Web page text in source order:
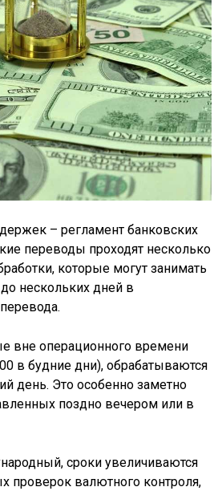
– регламент банковских
переводы проходят несколько
которые могут занимать
нескольких дней в
вне операционного времени
в будние дни), обрабатываются
день. Это особенно заметно
поздно вечером или в
сроки увеличиваются
проверок валютного контроля,